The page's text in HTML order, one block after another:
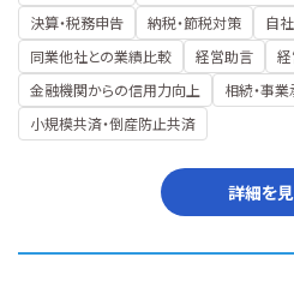
決算・税務申告
納税・節税対策 自
同業他社との業績比較
経営助言
金融機関からの信用力向上
相続・事
小規模共済・倒産防止共済
詳細を